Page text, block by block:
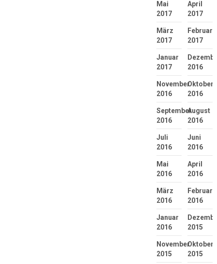
Mai
2017
April
2017
März
2017
Februar
2017
Januar
2017
2016
November
2016
Oktober
2016
September
2016
August
2016
Juli
2016
Juni
2016
Mai
2016
April
2016
März
2016
Februar
2016
Januar
2016
2015
November
2015
Oktober
2015